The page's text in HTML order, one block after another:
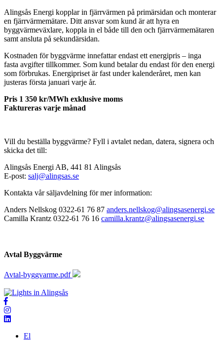
Alingsås Energi kopplar in fjärrvärmen på primärsidan och monterar
en fjärrvärmemätare. Ditt ansvar som kund är att hyra en
byggvärmeväxlare, koppla in el både till den och fjärrvärmemätaren
samt ansluta på sekundärsidan.
Kostnaden för byggvärme innefattar endast ett energipris – inga
fasta avgifter tillkommer. Som kund betalar du endast för den energi
som förbrukas. Energipriset är fast under kalenderåret, men kan
justeras första januari varje år.
Pris 1 350 kr/MWh exklusive moms
Faktureras varje månad
Vill du beställa byggvärme? Fyll i avtalet nedan, datera, signera och
skicka det till:
Alingsås Energi AB, 441 81 Alingsås
E-post: salj@alingsas.se
Kontakta vår säljavdelning för mer information:
Anders Nellskog 0322-61 76 87 anders.nellskog@alingsasenergi.se
Camilla Krantz 0322-61 76 16 camilla.krantz@alingsasenergi.se
Avtal Byggvärme
Avtal-byggvarme.pdf
El